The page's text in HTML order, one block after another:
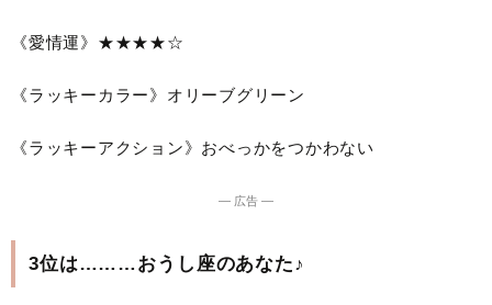
《愛情運》★★★★☆
《ラッキーカラー》オリーブグリーン
《ラッキーアクション》おべっかをつかわない
― 広告 ―
3位は………おうし座のあなた♪